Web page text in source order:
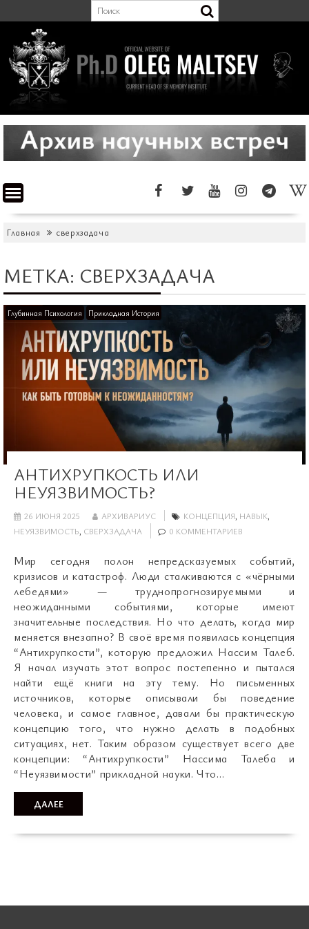
к
содержимому
Главная сверхзадача
МЕТКА: СВЕРХЗАДАЧА
Глубинная Психология Прикладная История
АНТИХРУПКОСТЬ ИЛИ
НЕУЯЗВИМОСТЬ?
26 ИЮНЯ 2025 АРХИВАРИУС КОНЦЕПЦИЯ, НАВЫК,
НЕУЯЗВИМОСТЬ, СВЕРХЗАДАЧА 0 КОММЕНТАРИЕВ
Мир сегодня полон непредсказуемых событий,
кризисов и катастроф. Люди сталкиваются с «чёрными
лебедями» — труднопрогнозируемыми и
неожиданными событиями, которые имеют
значительные последствия. Но что делать, когда мир
меняется внезапно? В своё время появилась концепция
“Антихрупкости”, которую предложил Нассим Талеб.
Я начал изучать этот вопрос постепенно и пытался
найти ещё книги на эту тему. Но письменных
источников, которые описывали бы поведение
человека, и самое главное, давали бы практическую
концепцию того, что нужно делать в подобных
ситуациях, нет. Таким образом существует всего две
концепции: “Антихрупкости” Нассима Талеба и
“Неуязвимости” прикладной науки. Что…
ДАЛЕЕ